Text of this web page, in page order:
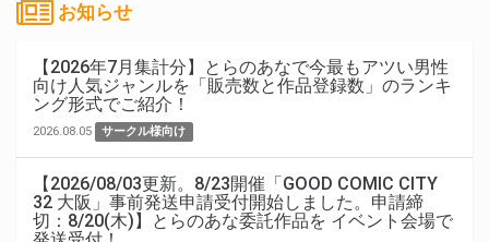
お知らせ
【2026年7月集計分】とらのあなで今最もアツい男性
向け人気ジャンルを「販売数と作品登録数」のランキ
ング形式でご紹介！
2026.08.05 サークル様向け
【2026/08/03更新。8/23開催「GOOD COMIC CITY
32 大阪」事前発送申請受付開始しました。申請締
切：8/20(木)】とらのあな委託作品を イベント会場で